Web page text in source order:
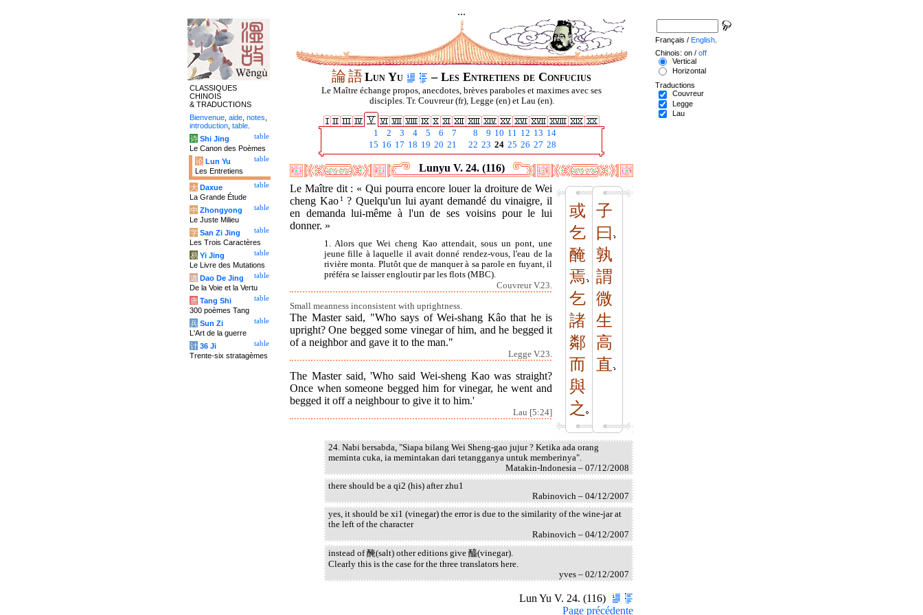
...
論語Lun Yu – Les Entretiens de Confucius
Le Maître échange propos, anecdotes, brèves paraboles et maximes avec ses
disciples. Tr. Couvreur (fr), Legge (en) et Lau (en).
1 2 3 4 5 6 7 8 9 10 11 12 13 14
15 16 17 18 19 20 21 22 23 24 25 26 27 28
Lunyu V. 24. (116)
或
乞
醃
焉
乞
諸
鄰
而
與
之
子
曰
孰
謂
微
生
高
直
Le Maître dit : « Qui pourra encore louer la droiture de Wei
cheng Kao 1? Quelqu'un lui ayant demandé du vinaigre, il
en demanda lui-même à l'un de ses voisins pour le lui
donner. »
1. Alors que Wei cheng Kao attendait, sous un pont, une
jeune fille à laquelle il avait donné rendez-vous, l'eau de la
rivière monta. Plutôt que de manquer à sa parole en fuyant, il
préféra se laisser engloutir par les flots (MBC).
Couvreur V.23.
Small meanness inconsistent with uprightness.
The Master said, "Who says of Wei-shang Kâo that he is
upright? One begged some vinegar of him, and he begged it
of a neighbor and gave it to the man."
Legge V.23.
The Master said, 'Who said Wei-sheng Kao was straight?
Once when someone begged him for vinegar, he went and
begged it off a neighbour to give it to him.'
Lau [5:24]
24. Nabi bersabda, "Siapa bilang Wei Sheng-gao jujur ? Ketika ada orang
meminta cuka, ia memintakan dari tetangganya untuk memberinya".
Matakin-Indonesia – 07/12/2008
there should be a qi2 (his) after zhu1
Rabinovich – 04/12/2007
yes, it should be xi1 (vinegar) the error is due to the similarity of the wine-jar at
the left of the character
Rabinovich – 04/12/2007
instead of 醃(salt) other editions give 醯(vinegar).
Clearly this is the case for the three translators here.
yves – 02/12/2007
Lun Yu V. 24. (116)
Page précédente
CLASSIQUES
CHINOIS
& TRADUCTIONS
Bienvenue aide notes
introduction table
table
诗 Shi Jing
Le Canon des Poèmes
table
论 Lun Yu
Les Entretiens
table
大 Daxue
La Grande Étude
table
中 Zhongyong
Le Juste Milieu
table
字 San Zi Jing
Les Trois Caractères
table
易 Yi Jing
Le Livre des Mutations
table
道 Dao De Jing
De la Voie et la Vertu
table
唐 Tang Shi
300 poèmes Tang
table
兵 Sun Zi
L'Art de la guerre
table
计 36 Ji
Trente-six stratagèmes
Français / English
Chinois: on / off
Vertical
Horizontal
Traductions
Couvreur
Legge
Lau